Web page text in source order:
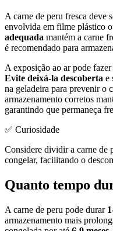
A carne de peru fresca deve
envolvida em filme plástico
adequada mantém a carne
é recomendado para
A exposição ao ar pode
Evite deixá-la descoberta e
na geladeira para prevenir o
armazenamento corretos
garantindo que permaneça
✅ Curiosidade
Considere dividir a carne de
congelar, facilitando o
Quanto tempo
A carne de peru pode durar
armazenamento mais